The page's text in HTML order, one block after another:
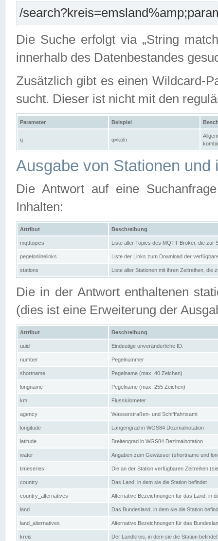
/
Die Suche erfolgt via „String
innerhalb des Datenbestandes
Zusätzlich gibt es einen Wildcard-
sucht. Dieser ist nicht mit den
Parameter Beispiel
q q=köln
Ausgabe von Stationen und
Die Antwort auf eine
Inhalten:
Attribut Beschreibung
mqtttopics Liste aller Topics des MQTT-Broker, die zur
pegelonlinelinks Liste der Links zum Download der
stations Liste aller Stationen mit ihren Zeitreihen, die
Die in der Antwort enthaltenen
(dies ist eine Erweiterung der
Attribut Beschreibung
uuid Eindeutige unveränderliche ID.
number Pegelnummer
shortname Pegelname (max. 40 Zeichen)
longname Pegelname (max. 255 Zeichen)
km Flusskilometer
agency Wasserstraßen- und Schifffahrtsamt
longitude Längengrad in WGS84 Dezimalnotation
latitude Breitengrad in WGS84 Dezimalnotation
water Angaben zum Gewässer (shortname und
timeseries Die an der Station verfügbaren Zeitreihen
country Das Land, in dem sie die Station befindet
country_alternatives Alternative Bezeichnungen für das Land, in
land Das Bundesland, in dem sie die Station
land_alternatives Alternative Bezeichnungen für das
kreis Der Landkreis, in dem sie die Station befindet